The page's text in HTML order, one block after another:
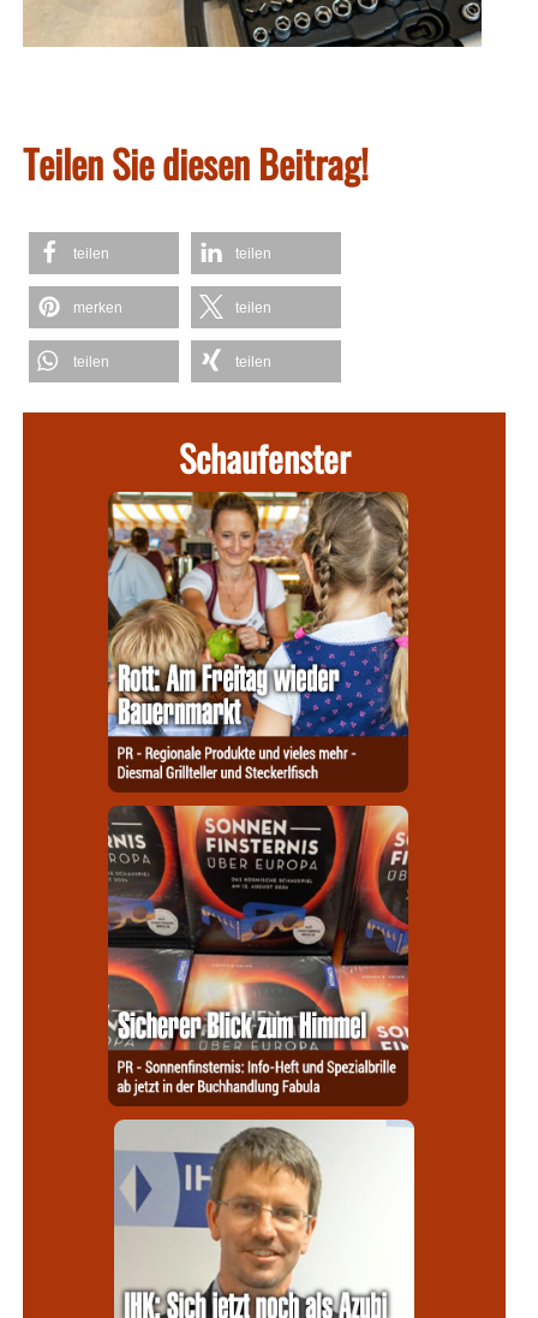
Teilen Sie diesen Beitrag!
teilen teilen
merken teilen
teilen teilen
Schaufenster